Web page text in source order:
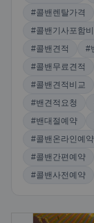
#콜밴렌탈가격
#콜밴기사포함
#콜밴견적
#
#콜밴무료견적
#콜밴견적비교
#밴견적요청
#밴대절예약
#콜밴온라인예약
#콜밴간편예약
#콜밴사전예약